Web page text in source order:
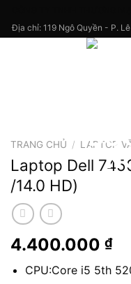
Địa chỉ: 119 Ngô Quyền - P.
TRANG CHỦ / LAPTOP
Laptop Dell
/14.0 HD)
4.400.000 ₫
CPU:Core i5 5th